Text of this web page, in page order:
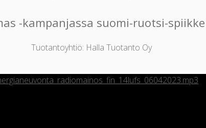
-kampanjassa suomi-ruotsi-
Tuotantoyhtiö: Halla Tuotanto Oy